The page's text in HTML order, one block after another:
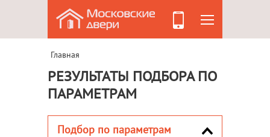
Главная
РЕЗУЛЬТАТЫ ПОДБОРА ПО
ПАРАМЕТРАМ
Подбор по параметрам